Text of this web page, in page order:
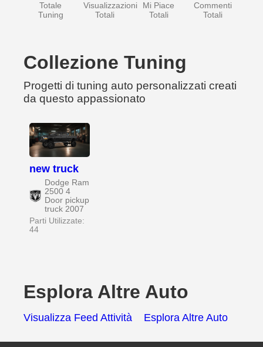
Totale
Tuning
Visualizzazioni
Totali
Mi Piace
Totali
Commenti
Totali
Collezione Tuning
Progetti di tuning auto personalizzati creati
da questo appassionato
new truck
Dodge Ram
2500 4
Door pickup
truck 2007
Parti Utilizzate:
44
Esplora Altre Auto
Visualizza Feed Attività Esplora Altre Auto